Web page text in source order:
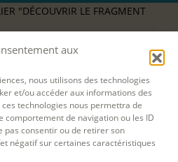
aux
nous utilisons des technologies
et/ou accéder aux informations des
technologies nous permettra de
comportement de navigation ou les ID
pas consentir ou de retirer son
négatif sur certaines caractéristiques
"DÉCOUVRIR LE FRAGMENT
EN LIGNE